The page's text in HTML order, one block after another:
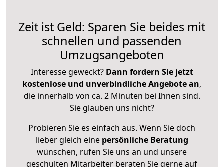
Zeit ist Geld: Sparen Sie beides mit
schnellen und passenden
Umzugsangeboten
Interesse geweckt? Dann fordern Sie jetzt
kostenlose und unverbindliche Angebote an,
die innerhalb von ca. 2 Minuten bei Ihnen sind.
Sie glauben uns nicht?
Probieren Sie es einfach aus. Wenn Sie doch
lieber gleich eine persönliche Beratung
wünschen, rufen Sie uns an und unsere
geschulten Mitarbeiter beraten Sie gerne auf